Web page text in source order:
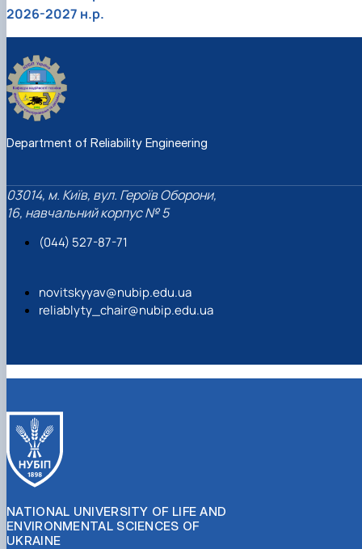
2026-2027 н.р.
Department of Reliability Engineering
03014, м. Київ, вул. Героїв Оборони,
16, навчальний корпус № 5
(044) 527-87-71
novitskyyav@nubip.edu.ua
reliablyty_chair@nubip.edu.ua
NATIONAL UNIVERSITY OF LIFE AND
ENVIRONMENTAL SCIENCES OF
UKRAINE